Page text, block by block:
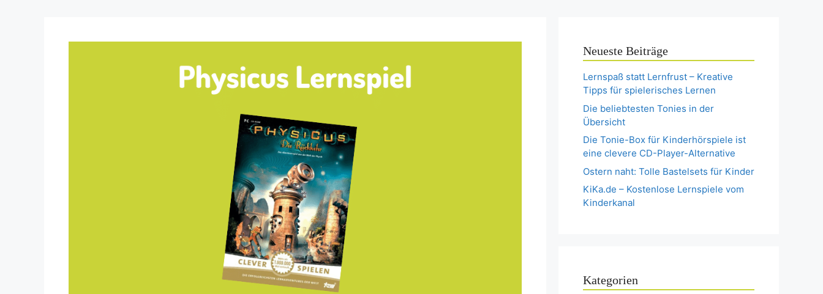
Neueste Beiträge
Lernspaß statt Lernfrust – Kreative
Tipps für spielerisches Lernen
Die beliebtesten Tonies in der
Übersicht
Die Tonie-Box für Kinderhörspiele ist
eine clevere CD-Player-Alternative
Ostern naht: Tolle Bastelsets für Kinder
KiKa.de – Kostenlose Lernspiele vom
Kinderkanal
Kategorien